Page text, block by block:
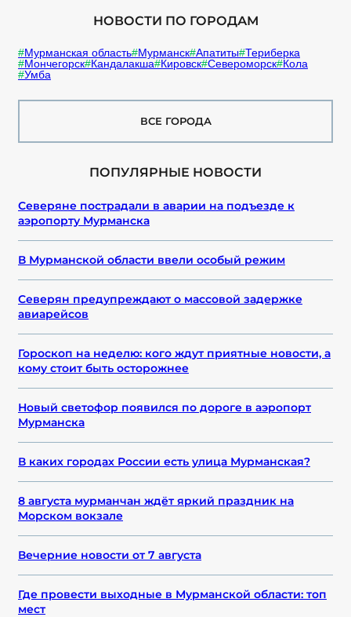
НОВОСТИ ПО ГОРОДАМ
Мурманская область Мурманск Апатиты Териберка
Мончегорск Кандалакша Кировск Североморск Кола
Умба
ВСЕ ГОРОДА
ПОПУЛЯРНЫЕ НОВОСТИ
Северяне пострадали в аварии на подъезде к
аэропорту Мурманска
В Мурманской области ввели особый режим
Северян предупреждают о массовой задержке
авиарейсов
Гороскоп на неделю: кого ждут приятные новости, а
кому стоит быть осторожнее
Новый светофор появился по дороге в аэропорт
Мурманска
В каких городах России есть улица Мурманская?
8 августа мурманчан ждёт яркий праздник на
Морском вокзале
Вечерние новости от 7 августа
Где провести выходные в Мурманской области: топ
мест